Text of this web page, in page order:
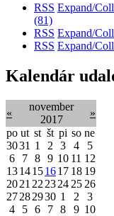
RSS Expand/
(81)
RSS Expand/
RSS Expand/
Kalendár
«
november
2017
»
po ut st št pi so ne
3031 1 2 3 4
5
6
7 8 9 10 11 12
1314151617 18 19
2021 22 2324 25 26
27282930 1 2
3
4
5 6 7 8 9 10